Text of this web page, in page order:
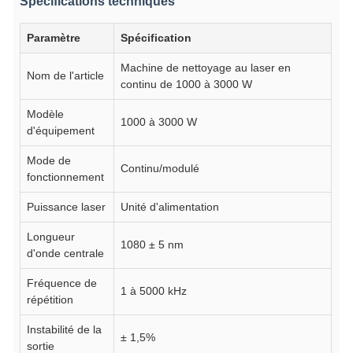
Paramètre Spécification
Nom de l'article
Machine de nettoyage au laser en
continu de 1000 à 3000 W
Modèle
d'équipement
1000 à 3000 W
Mode de
fonctionnement
Continu/modulé
Puissance laser Unité d'alimentation
Longueur
d'onde centrale
1080 ± 5 nm
Fréquence de
répétition
1 à 5000 kHz
Instabilité de la
sortie
± 1,5%